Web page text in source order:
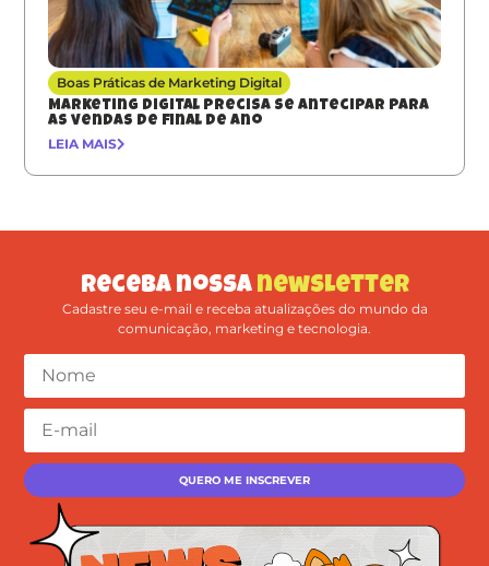
Boas Práticas de Marketing Digital
Marketing digital precisa se antecipar para
as vendas de final de ano
LEIA MAIS
Receba nossa newsletter
Cadastre seu e-mail e receba atualizações do mundo da
comunicação, marketing e tecnologia.